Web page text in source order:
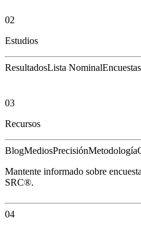
02
Estudios
ResultadosLista Nominal
03
Recursos
BlogMediosPrecisiónMetodología
Mantente informado sobre
SRC®.
04